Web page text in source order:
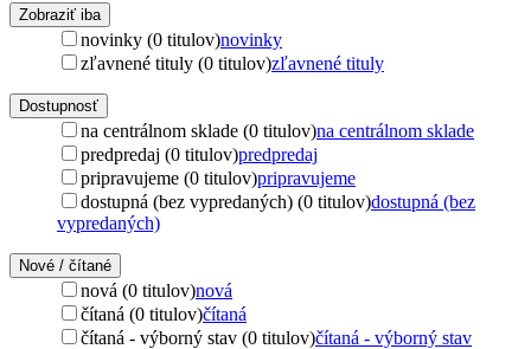
Zobraziť iba
novinky (0 titulov)novinky
zľavnené tituly (0 titulov)zľavnené tituly
Dostupnosť
na centrálnom sklade (0 titulov)na centrálnom sklade
predpredaj (0 titulov)predpredaj
pripravujeme (0 titulov)pripravujeme
dostupná (bez vypredaných) (0 titulov)dostupná (bez
vypredaných)
Nové / čítané
nová (0 titulov)nová
čítaná (0 titulov)čítaná
čítaná - výborný stav (0 titulov)čítaná - výborný stav